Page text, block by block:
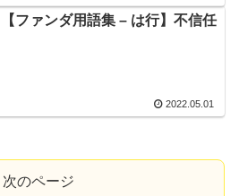
【ファンダ用語集 – は行】不信任
2022.05.01
次のページ